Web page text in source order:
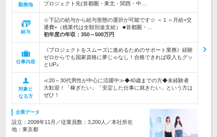
勤務地
プロジェクト先(首都圏・東北・関西・中…
給与
☆下記の給与から給与形態の選択が可能です☆ ＜１＞月給+交
通費+（残業代は全額別途支給） ■首都圏・…
初年度の年収： 350～500万円
仕事内容
《プロジェクトをスムーズに進めるためのサポート業務》経験
ゼロからでも国家資格に夢じゃなし！合格できれば収入もグッ
とUP♪
対象と
なる方
≪20～30代男性が中心に活躍中≫◆40歳までの方◆未経験者
大歓迎！「稼ぎたい」「安定した仕事に就きたい」という方は
ぜひ！
企業データ
設立：2008年11月／従業員数：3,200人／本社所在
地：東京都